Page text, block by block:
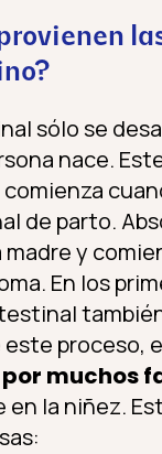
sólo se
nace.
de parto.
y
En los
proceso,
muchos
la niñez.